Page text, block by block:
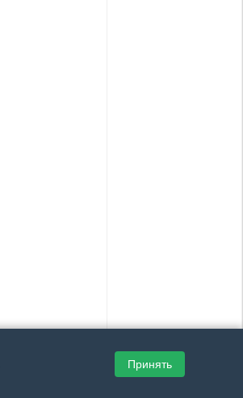
Принять